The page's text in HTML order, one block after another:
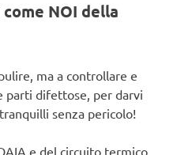
NOI della
ma a controllare e
parti difettose, per darvi
senza pericolo!
e del circuito termico